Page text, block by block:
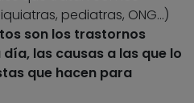
pediatras, ONG…)
son los trastornos
las causas a las que lo
que hacen para